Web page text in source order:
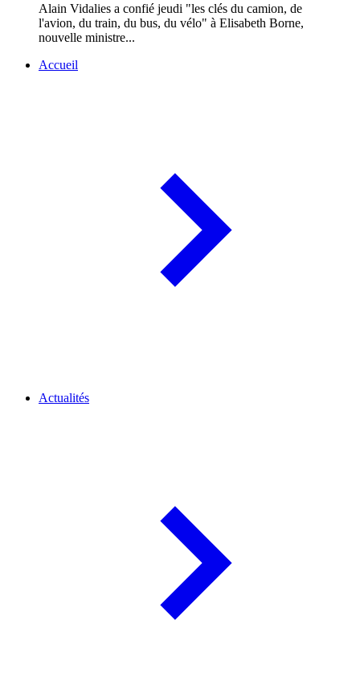
Alain Vidalies a confié jeudi "les clés du camion, de
l'avion, du train, du bus, du vélo" à Elisabeth Borne,
nouvelle ministre...
Accueil
Actualités